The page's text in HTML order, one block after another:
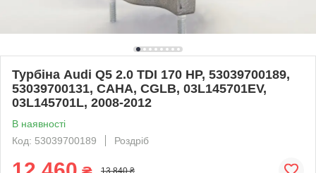
Турбіна Audi Q5 2.0 TDI 170 HP, 53039700189,
53039700131, CAHA, CGLB, 03L145701EV,
03L145701L, 2008-2012
В наявності
Код: 53039700189
Роздріб
13 840 ₴